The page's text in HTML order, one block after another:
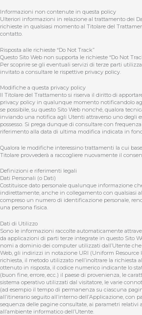
Informazioni non contenute in questa policy
Ulteriori informazioni in relazione al trattamento dei
richieste in qualsiasi momento al Titolare del
contatto.
Risposta alle richieste “Do Not Track”
Questo Sito Web non supporta le richieste “Do Not
Per scoprire se gli eventuali servizi di terze parti
invitato a consultare le rispettive privacy policy.
Modifiche a questa privacy policy
Il Titolare del Trattamento si riserva il diritto di
privacy policy in qualunque momento notificandolo
se possibile, su questo Sito Web nonché, qualora
inviando una notifica agli Utenti attraverso uno degli
possesso. Si prega dunque di consultare con
riferimento alla data di ultima modifica indicata in
Qualora le modifiche interessino trattamenti la cui
Titolare provvederà a raccogliere nuovamente il
Definizioni e riferimenti legali
Dati Personali (o Dati)
Costituisce dato personale qualunque informazione
indirettamente, anche in collegamento con qualsiasi
compreso un numero di identificazione personale,
una persona fisica.
Dati di Utilizzo
Sono le informazioni raccolte automaticamente
da applicazioni di parti terze integrate in questo Sito
nomi a dominio dei computer utilizzati dall’Utente
Web, gli indirizzi in notazione URI (Uniform Resource
richiesta, il metodo utilizzato nell’inoltrare la richiesta
ottenuto in risposta, il codice numerico indicante lo
(buon fine, errore, ecc.) il paese di provenienza, le
sistema operativo utilizzati dal visitatore, le varie
(ad esempio il tempo di permanenza su ciascuna
all’itinerario seguito all’interno dell’Applicazione, con
sequenza delle pagine consultate, ai parametri relativi
all’ambiente informatico dell’Utente.